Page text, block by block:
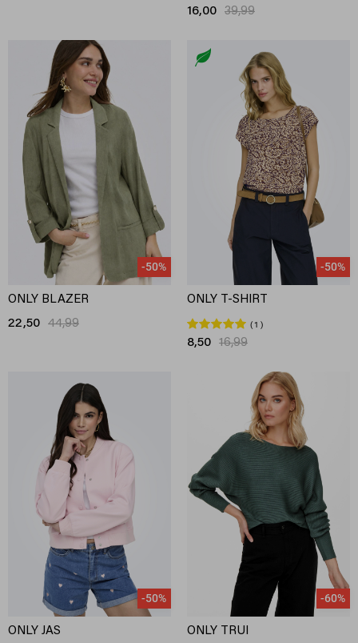
16,00 39,99
-50%
ONLY BLAZER
22,50 44,99
-50%
ONLY T-SHIRT
1
8,50 16,99
-50%
ONLY JAS
-60%
ONLY TRUI